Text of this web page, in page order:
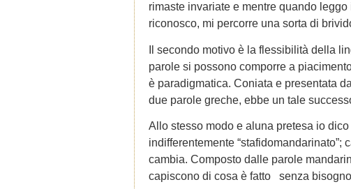
rimaste invariate e mentre quando
riconosco, mi percorre una sorta di
Il secondo motivo è la flessibilità della
parole si possono comporre a
è paradigmatica. Coniata e presentata
due parole greche, ebbe un tale
Allo stesso modo e aluna pretesa io
indifferentemente
cambia. Composto dalle parole
capiscono di cosa è fatto senza